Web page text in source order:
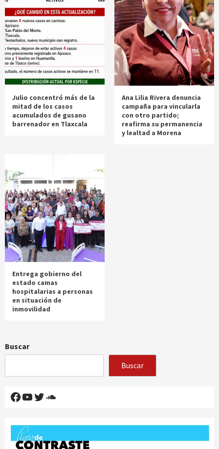
Julio concentró más de la
mitad de los casos
acumulados de gusano
barrenador en Tlaxcala
Ana Lilia Rivera denuncia
campaña para vincularla
con otro partido;
reafirma su permanencia
y lealtad a Morena
Entrega gobierno del
estado camas
hospitalarias a personas
en situación de
inmovilidad
Buscar
Buscar
Facebook
YouTube
Twitter
SoundCloud